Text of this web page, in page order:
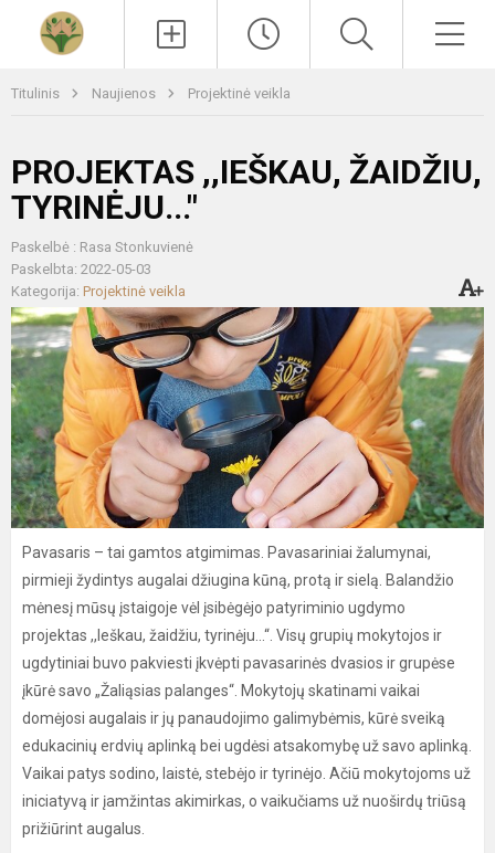
Titulinis Naujienos Projektinė veikla
PROJEKTAS ,,IEŠKAU, ŽAIDŽIU,
TYRINĖJU..."
Paskelbė : Rasa Stonkuvienė
Paskelbta: 2022-05-03
Kategorija: Projektinė veikla
Pavasaris – tai gamtos atgimimas. Pavasariniai žalumynai,
pirmieji žydintys augalai džiugina kūną, protą ir sielą. Balandžio
mėnesį mūsų įstaigoje vėl įsibėgėjo patyriminio ugdymo
projektas ,,Ieškau, žaidžiu, tyrinėju...“. Visų grupių mokytojos ir
ugdytiniai buvo pakviesti įkvėpti pavasarinės dvasios ir grupėse
įkūrė savo „Žaliąsias palanges“. Mokytojų skatinami vaikai
domėjosi augalais ir jų panaudojimo galimybėmis, kūrė sveiką
edukacinių erdvių aplinką bei ugdėsi atsakomybę už savo aplinką.
Vaikai patys sodino, laistė, stebėjo ir tyrinėjo. Ačiū mokytojoms už
iniciatyvą ir įamžintas akimirkas, o vaikučiams už nuoširdų triūsą
prižiūrint augalus.